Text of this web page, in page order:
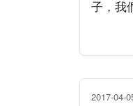
子，我
2017-04-